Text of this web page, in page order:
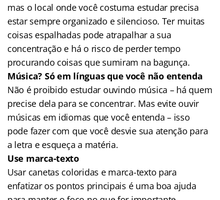
mas o local onde você costuma estudar precisa
estar sempre organizado e silencioso. Ter muitas
coisas espalhadas pode atrapalhar a sua
concentração e há o risco de perder tempo
procurando coisas que sumiram na bagunça.
Música? Só em línguas que você não entenda
Não é proibido estudar ouvindo música – há quem
precise dela para se concentrar. Mas evite ouvir
músicas em idiomas que você entenda – isso
pode fazer com que você desvie sua atenção para
a letra e esqueça a matéria.
Use marca-texto
Usar canetas coloridas e marca-texto para
enfatizar os pontos principais é uma boa ajuda